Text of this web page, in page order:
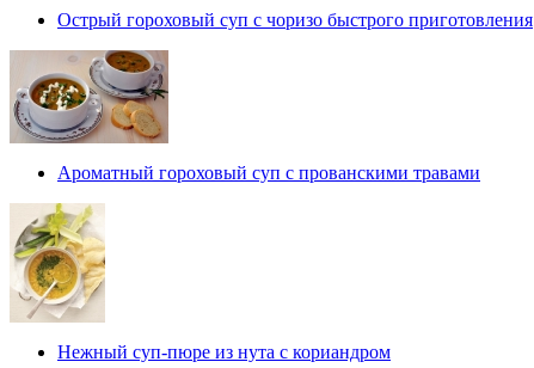
Острый гороховый суп с чоризо быстрого приготовления
Ароматный гороховый суп с прованскими травами
Нежный суп-пюре из нута с кориандром